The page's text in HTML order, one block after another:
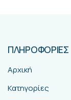
ΠΛΗΡΟΦΟΡΙΕΣ
Αρχική
Κατηγορίες